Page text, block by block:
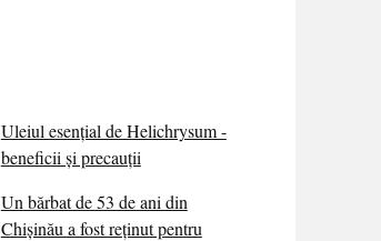
Uleiul esențial de Helichrysum -
beneficii și precauții
Un bărbat de 53 de ani din
Chișinău a fost reținut pentru